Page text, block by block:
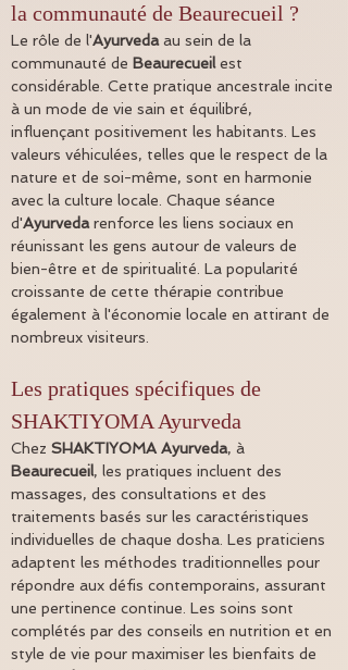
la communauté de Beaurecueil ?
Le rôle de l'Ayurveda au sein de la
communauté de Beaurecueil est
considérable. Cette pratique ancestrale incite
à un mode de vie sain et équilibré,
influençant positivement les habitants. Les
valeurs véhiculées, telles que le respect de la
nature et de soi-même, sont en harmonie
avec la culture locale. Chaque séance
d'Ayurveda renforce les liens sociaux en
réunissant les gens autour de valeurs de
bien-être et de spiritualité. La popularité
croissante de cette thérapie contribue
également à l'économie locale en attirant de
nombreux visiteurs.
Les pratiques spécifiques de
SHAKTIYOMA Ayurveda
Chez SHAKTIYOMA Ayurveda, à
Beaurecueil, les pratiques incluent des
massages, des consultations et des
traitements basés sur les caractéristiques
individuelles de chaque dosha. Les praticiens
adaptent les méthodes traditionnelles pour
répondre aux défis contemporains, assurant
une pertinence continue. Les soins sont
complétés par des conseils en nutrition et en
style de vie pour maximiser les bienfaits de